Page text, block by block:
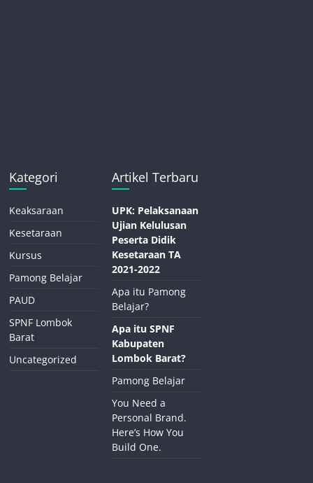
Kategori
Keaksaraan
Kesetaraan
Kursus
Pamong Belajar
PAUD
SPNF Lombok
Barat
Uncategorized
Artikel Terbaru
UPK: Pelaksanaan
Ujian Kelulusan
Peserta Didik
Kesetaraan TA
2021-2022
Apa itu Pamong
Belajar?
Apa itu SPNF
Kabupaten
Lombok Barat?
Pamong Belajar
You Need a
Personal Brand.
Here’s How You
Build One.